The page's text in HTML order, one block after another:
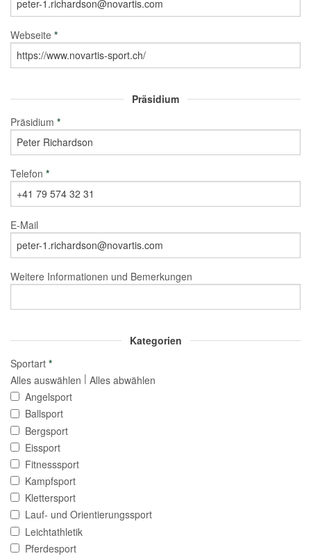
Webseite *
Präsidium
Präsidium *
Telefon *
E-Mail
Weitere Informationen und Bemerkungen
Kategorien
Sportart *
Alles auswählen | Alles abwählen
Angelsport
Ballsport
Bergsport
Eissport
Fitnesssport
Kampfsport
Klettersport
Lauf- und Orientierungssport
Leichtathletik
Pferdesport